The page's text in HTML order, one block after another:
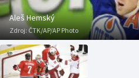
Baseball a softbal
Basketbal
Biatlon
Soutěže
Historické návraty
Aplikace ČT sport
Aleš Hemský
Zdroj:ČTK/AP/AP Photo